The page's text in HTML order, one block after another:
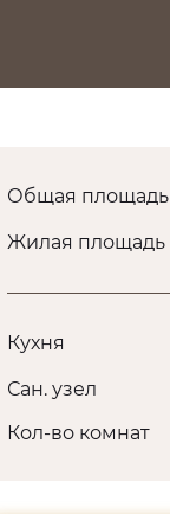
Общая площадь
Жилая площадь
Кухня
Сан. узел
Кол-во комнат